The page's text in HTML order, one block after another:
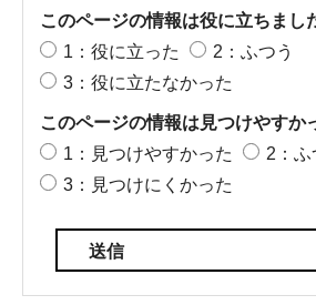
このページの情報は役に立ちまし
1：役に立った
2：ふつう
3：役に立たなかった
このページの情報は見つけやすか
1：見つけやすかった
2：ふ
3：見つけにくかった